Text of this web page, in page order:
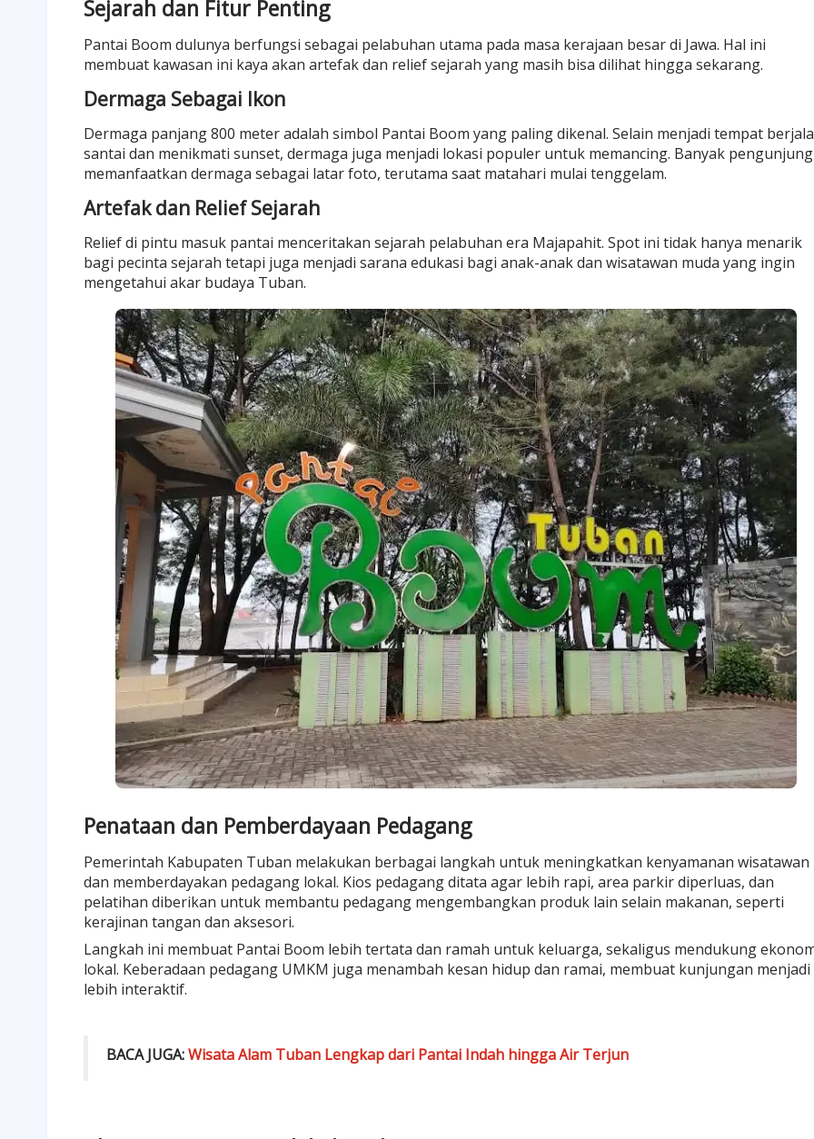
Sejarah dan Fitur Penting
Pantai Boom dulunya berfungsi sebagai pelabuhan utama pada masa kerajaan besar di Jawa. Hal ini
membuat kawasan ini kaya akan artefak dan relief sejarah yang masih bisa dilihat hingga sekarang.
Dermaga Sebagai Ikon
Dermaga panjang 800 meter adalah simbol Pantai Boom yang paling dikenal. Selain menjadi tempat
santai dan menikmati sunset, dermaga juga menjadi lokasi populer untuk memancing. Banyak pengunjung
memanfaatkan dermaga sebagai latar foto, terutama saat matahari mulai tenggelam.
Artefak dan Relief Sejarah
Relief di pintu masuk pantai menceritakan sejarah pelabuhan era Majapahit. Spot ini tidak hanya menarik
bagi pecinta sejarah tetapi juga menjadi sarana edukasi bagi anak-anak dan wisatawan muda yang ingin
mengetahui akar budaya Tuban.
Penataan dan Pemberdayaan Pedagang
Pemerintah Kabupaten Tuban melakukan berbagai langkah untuk meningkatkan kenyamanan wisatawan
dan memberdayakan pedagang lokal. Kios pedagang ditata agar lebih rapi, area parkir diperluas, dan
pelatihan diberikan untuk membantu pedagang mengembangkan produk lain selain makanan, seperti
kerajinan tangan dan aksesori.
Langkah ini membuat Pantai Boom lebih tertata dan ramah untuk keluarga, sekaligus mendukung
lokal. Keberadaan pedagang UMKM juga menambah kesan hidup dan ramai, membuat kunjungan menjadi
lebih interaktif.
BACA JUGA:Wisata Alam Tuban Lengkap dari Pantai Indah hingga Air Terjun